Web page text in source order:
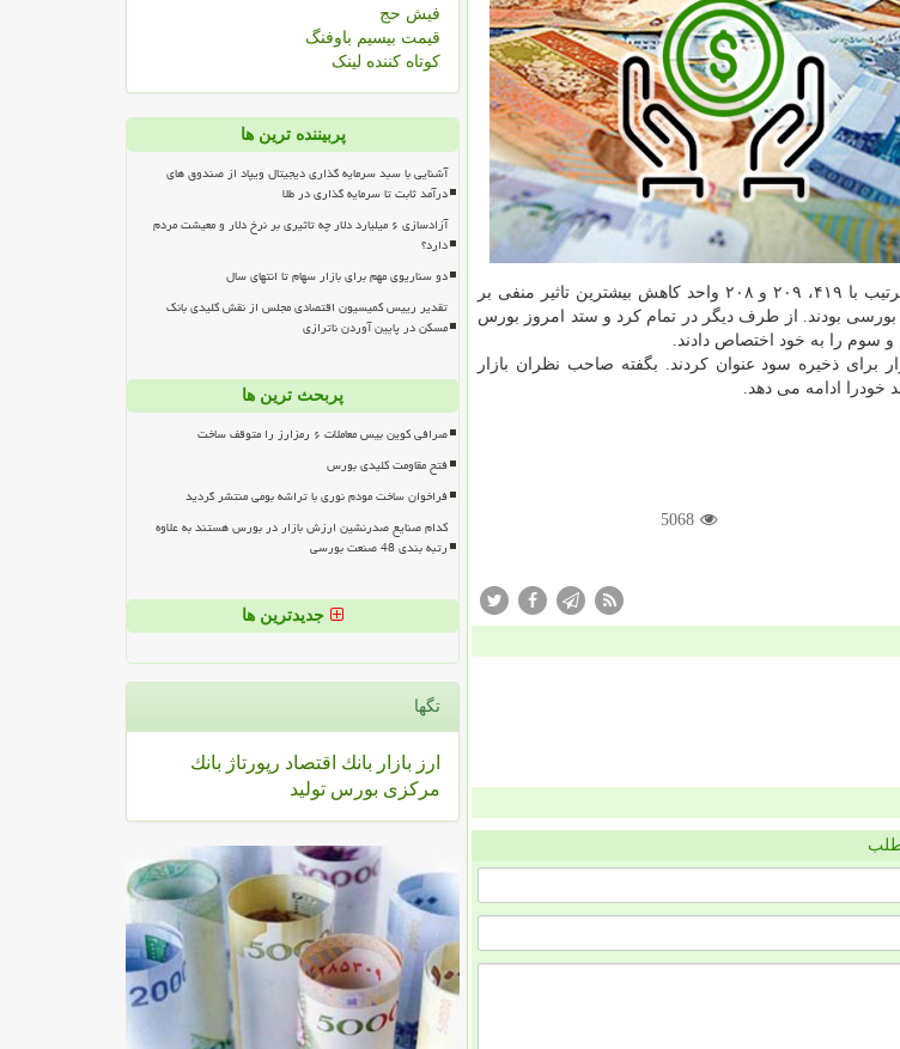
۴۴ واحد افزایش بیشترین تاثیر مثبت و در مقابل نمادهای فولاد، فملی و اخابر به ترتیب با ۴۱۹، ۲۰۹ و ۲۰۸ واحد كاهش بیشترین تاثیر منفی بر
بورسی بودند. از طرف دیگر در تمام كرد و ستد امروز بورس
و سوم را به خود اختصاص دادند.
ذخیره سود عنوان كردند. بگفته صاحب نظران بازار
خودرا ادامه می دهد.
5068
فیش حج
قیمت بیسیم باوفنگ
کوتاه کننده لینک
پربیننده ترین ها
آشنایی با سبد سرمایه گذاری دیجیتال ویپاد از صندوق های
درآمد ثابت تا سرمایه گذاری در طلا
آزادسازی ۶ میلیارد دلار چه تاثیری بر نرخ دلار و معیشت مردم
دارد؟
دو سناریوی مهم برای بازار سهام تا انتهای سال
تقدیر رییس کمیسیون اقتصادی مجلس از نقش کلیدی بانک
مسکن در پایین آوردن ناترازی
پربحث ترین ها
صرافی کوین بیس معاملات ۶ رمزارز را متوقف ساخت
فتح مقاومت کلیدی بورس
فراخوان ساخت مودم نوری با تراشه بومی منتشر گردید
کدام صنایع صدرنشین ارزش بازار در بورس هستند به علاوه
رتبه بندی 48 صنعت بورسی
جدیدترین ها
تگها
ارز بازار بانك اقتصاد رپورتاژ بانك
مركزی بورس تولید